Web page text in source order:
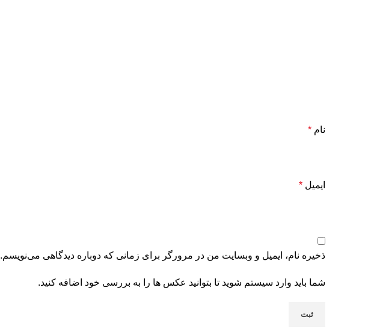
نام *
ایمیل *
ذخیره نام، ایمیل و وبسایت من در مرورگر برای زمانی که دوباره دیدگاهی می‌نویسم.
شما باید وارد سیستم شوید تا بتوانید عکس ها را به بررسی خود اضافه کنید.